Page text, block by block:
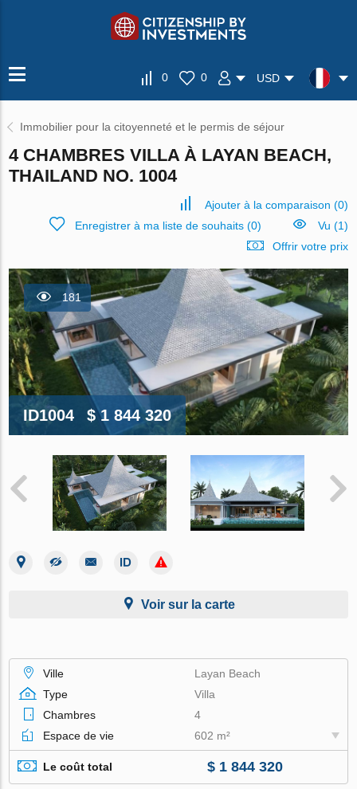
0 0 USD
Immobilier pour la citoyenneté et le permis de séjour
4 CHAMBRES VILLA À LAYAN BEACH,
THAILAND NO. 1004
Ajouter à la comparaison (0)
Enregistrer à ma liste de souhaits(0)
Vu (1)
Offrir votre prix
181
ID1004 $ 1 844 320
Voir sur la carte
Ville
Layan Beach
Type
Villa
Chambres
4
Espace de vie
602 m²
Le coût total $ 1 844 320